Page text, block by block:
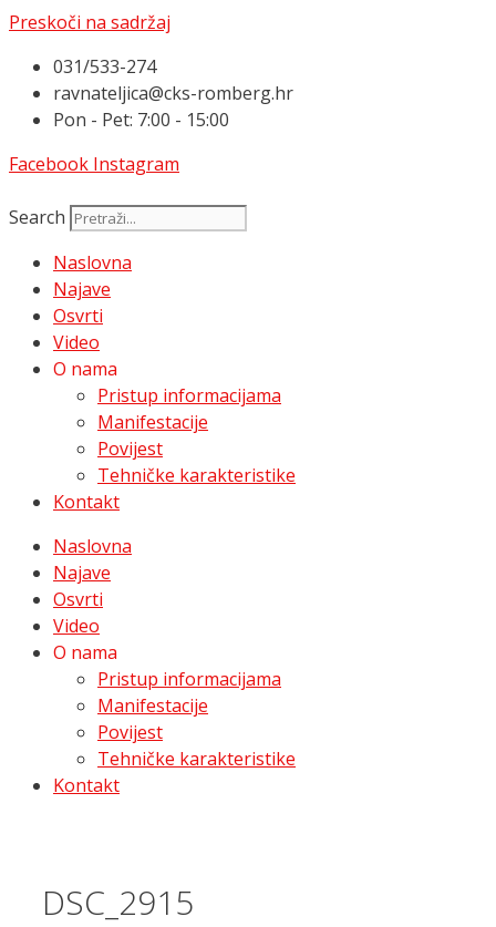
Preskoči na sadržaj
031/533-274
ravnateljica@cks-romberg.hr
Pon - Pet: 7:00 - 15:00
Facebook Instagram
Search
Naslovna
Najave
Osvrti
Video
O nama
Pristup informacijama
Manifestacije
Povijest
Tehničke karakteristike
Kontakt
Naslovna
Najave
Osvrti
Video
O nama
Pristup informacijama
Manifestacije
Povijest
Tehničke karakteristike
Kontakt
DSC_2915